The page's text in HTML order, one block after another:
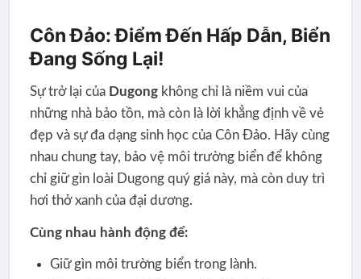
Côn Đảo: Điểm Đến Hấp Dẫn, Biển
Đang Sống Lại!
Sự trở lại của Dugongkhông chỉ là niềm vui của
những nhà bảo tồn, mà còn là lời khẳng định về vẻ
đẹp và sự đa dạng sinh học của Côn Đảo. Hãy cùng
nhau chung tay, bảo vệ môi trường biển để không
chỉ giữ gìn loài Dugong quý giá này, mà còn duy trì
hơi thở xanh của đại dương.
Cùng nhau hành động để:
Giữ gìn môi trường biển trong lành.